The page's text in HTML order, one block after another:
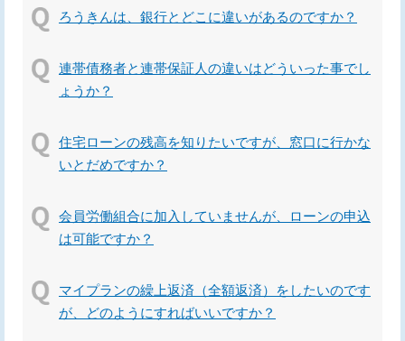
ろうきんは、銀行とどこに違いがあるのですか？
連帯債務者と連帯保証人の違いはどういった事でし
ょうか？
住宅ローンの残高を知りたいですが、窓口に行かな
いとだめですか？
会員労働組合に加入していませんが、ローンの申込
は可能ですか？
マイプランの繰上返済（全額返済）をしたいのです
が、どのようにすればいいですか？